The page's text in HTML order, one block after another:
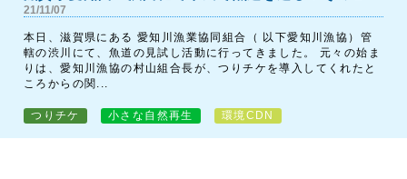
21/11/07
本日、滋賀県にある 愛知川漁業協同組合（ 以下愛知川漁協）管
轄の渋川にて、魚道の見試し活動に行ってきました。 元々の始ま
りは、愛知川漁協の村山組合長が、つりチケを導入してくれたと
ころからの関...
つりチケ 小さな自然再生 環境CDN